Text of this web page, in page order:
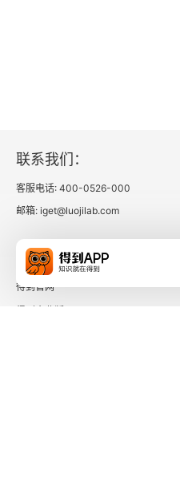
对付狂犬病：从狗开始
从源头阻断狂犬病
联系我们：
客服电话: 400-0526-000
邮箱: iget@luojilab.com
相关链接：
得到官网